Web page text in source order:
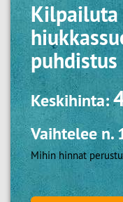
Kilpailuta
puhdistus
Keskihinta:
Vaihtelee n.
Mihin hinnat